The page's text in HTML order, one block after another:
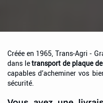
Créée en 1965, Trans-Agri -
dans letransport de plaque
capables d’acheminer vos
sécurité.